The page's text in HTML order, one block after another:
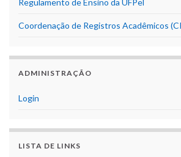
Regulamento de Ensino da UFPel
Coordenação de Registros Acadêmicos
ADMINISTRAÇÃO
Login
LISTA DE LINKS